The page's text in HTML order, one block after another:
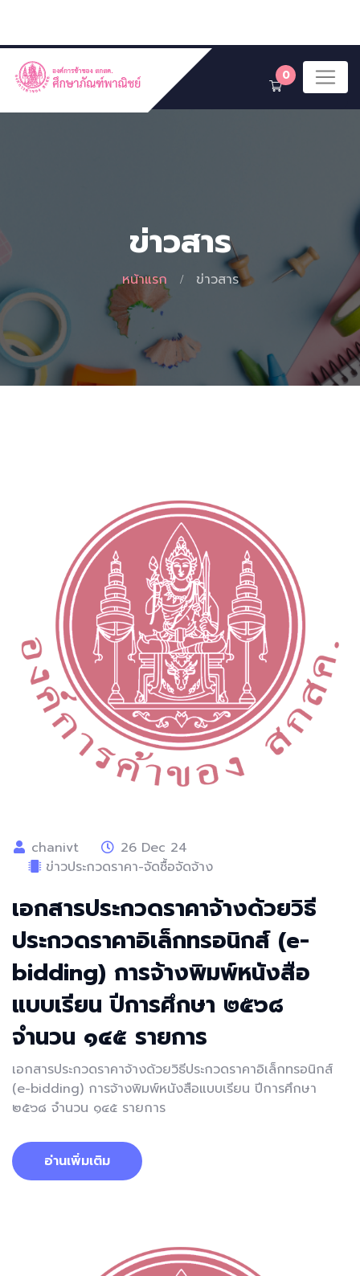
0
ข่าวสาร
หน้าแรก ข่าวสาร
chanivt
26 Dec 24
ข่าวประกวดราคา-จัดซื้อจัดจ้าง
เอกสารประกวดราคาจ้างด้วยวิธี
ประกวดราคาอิเล็กทรอนิกส์ (e-
bidding) การจ้างพิมพ์หนังสือ
แบบเรียน ปีการศึกษา ๒๕๖๘
จำนวน ๑๔๕ รายการ
เอกสารประกวดราคาจ้างด้วยวิธีประกวดราคาอิเล็กทรอนิกส์
(e-bidding) การจ้างพิมพ์หนังสือแบบเรียน ปีการศึกษา
๒๕๖๘ จำนวน ๑๔๕ รายการ
อ่านเพิ่มเติม